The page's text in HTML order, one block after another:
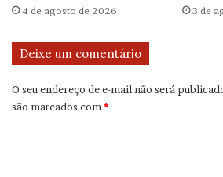
4 de agosto de 2026 3 de
Deixe um comentário
O seu endereço de e-mail não será
são marcados com*